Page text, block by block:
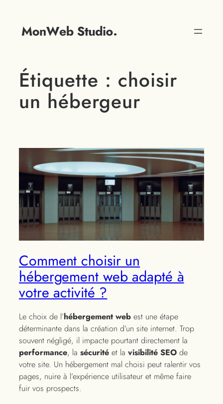
Étiquette : choisir
un hébergeur
Comment choisir un
hébergement web adapté à
votre activité ?
Le choix de l’hébergement web est une étape
déterminante dans la création d’un site internet. Trop
souvent négligé, il impacte pourtant directement la
performance, la sécurité et la visibilité SEO de
votre site. Un hébergement mal choisi peut ralentir vos
pages, nuire à l’expérience utilisateur et même faire
fuir vos prospects.